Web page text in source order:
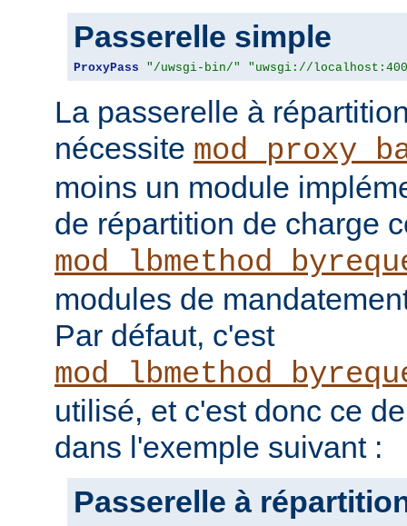
Passerelle simple
ProxyPass "/uwsgi-bin/" "uwsgi://
La passerelle à
nécessite
moins un module
de répartition de charge
modules de
Par défaut, c'est
utilisé, et c'est donc ce
dans l'exemple suivant :
Passerelle à